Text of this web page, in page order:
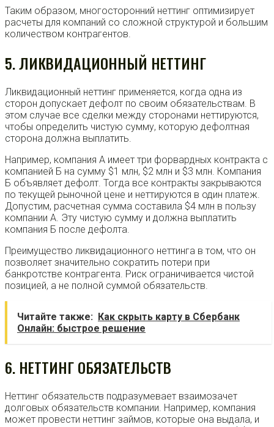
Таким образом, многосторонний неттинг оптимизирует
расчеты для компаний со сложной структурой и большим
количеством контрагентов.
5. ЛИКВИДАЦИОННЫЙ НЕТТИНГ
Ликвидационный неттинг применяется, когда одна из
сторон допускает дефолт по своим обязательствам. В
этом случае все сделки между сторонами неттируются,
чтобы определить чистую сумму, которую дефолтная
сторона должна выплатить.
Например, компания А имеет три форвардных контракта с
компанией Б на сумму $1 млн, $2 млн и $3 млн. Компания
Б объявляет дефолт. Тогда все контракты закрываются
по текущей рыночной цене и неттируются в один платеж.
Допустим, расчетная сумма составила $4 млн в пользу
компании А. Эту чистую сумму и должна выплатить
компания Б после дефолта.
Преимущество ликвидационного неттинга в том, что он
позволяет значительно сократить потери при
банкротстве контрагента. Риск ограничивается чистой
позицией, а не полной суммой обязательств.
Читайте также: Как скрыть карту в Сбербанк
Онлайн: быстрое решение
6. НЕТТИНГ ОБЯЗАТЕЛЬСТВ
Неттинг обязательств подразумевает взаимозачет
долговых обязательств компании. Например, компания
может провести неттинг займов, которые она выдала, и